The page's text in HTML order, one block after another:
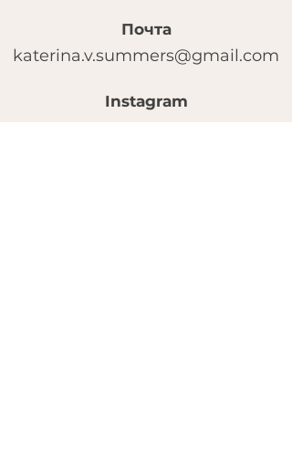
Почта
katerina.v.summers@gmail.com
Instagram